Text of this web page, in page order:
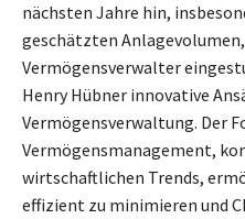
nächsten Jahre hin,
geschätzten Anlagevolumen,
Vermögensverwalter
Henry Hübner innovative
Vermögensverwaltung. Der
Vermögensmanagement,
wirtschaftlichen Trends,
effizient zu minimieren und